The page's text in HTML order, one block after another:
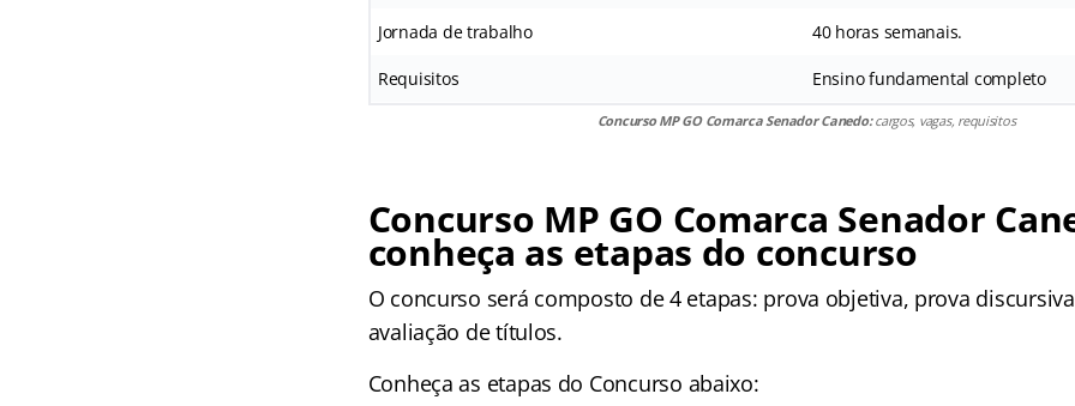
Jornada de trabalho 40 horas semanais.
Requisitos Ensino fundamental completo
Concurso MP GO Comarca Senador Canedo:cargos, vagas, requisitos
Concurso MP GO Comarca Senador
conheça as etapas do concurso
O concurso será composto de 4 etapas: prova objetiva, prova
avaliação de títulos.
Conheça as etapas do Concurso abaixo: